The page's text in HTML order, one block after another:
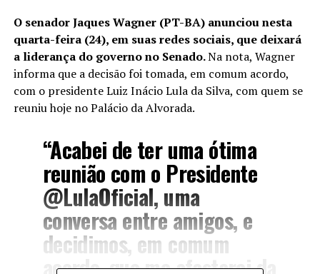
O senador Jaques Wagner (PT-BA) anunciou nesta
quarta-feira (24), em suas redes sociais, que deixará
a liderança do governo no Senado.Na nota, Wagner
informa que a decisão foi tomada, em comum acordo,
com o presidente Luiz Inácio Lula da Silva, com quem se
reuniu hoje no Palácio da Alvorada.
“Acabei de ter uma ótima
reunião com o Presidente
@LulaOficial, uma
conversa entre amigos, e
decidimos, em comum
acordo, que me afastarei da